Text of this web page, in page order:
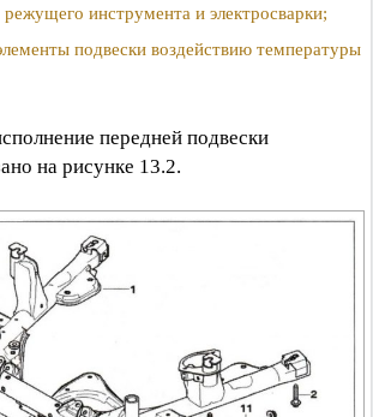
режущего инструмента и электросварки;
подвески воздействию температуры
передней подвески
на рисунке 13.2.